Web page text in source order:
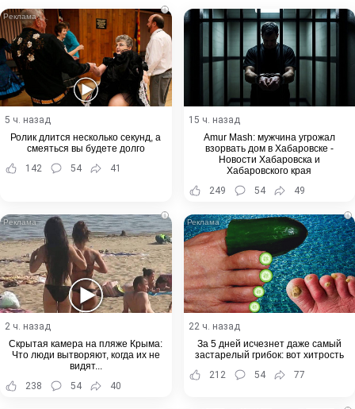
i
5 ч. назад
Ролик длится несколько секунд, а
смеяться вы будете долго
142
54 41
15 ч. назад
Amur Mash: мужчина угрожал
взорвать дом в Хабаровске -
Новости Хабаровска и
Хабаровского края
249
54 49
i
2 ч. назад
Скрытая камера на пляже Крыма:
Что люди вытворяют, когда их не
видят...
238
54 40
i
22 ч. назад
За 5 дней исчезнет даже самый
застарелый грибок: вот хитрость
212
54 77